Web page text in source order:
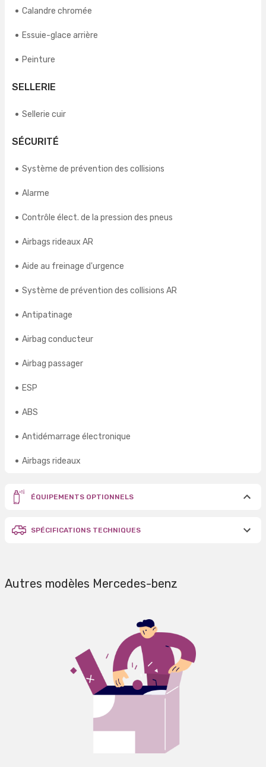
Calandre chromée
Essuie-glace arrière
Peinture
SELLERIE
Sellerie cuir
SÉCURITÉ
Système de prévention des collisions
Alarme
Contrôle élect. de la pression des pneus
Airbags rideaux AR
Aide au freinage d'urgence
Système de prévention des collisions AR
Antipatinage
Airbag conducteur
Airbag passager
ESP
ABS
Antidémarrage électronique
Airbags rideaux
ÉQUIPEMENTS OPTIONNELS
SPÉCIFICATIONS TECHNIQUES
Autres modèles Mercedes-benz